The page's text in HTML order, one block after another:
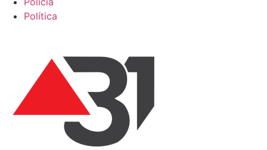
Política